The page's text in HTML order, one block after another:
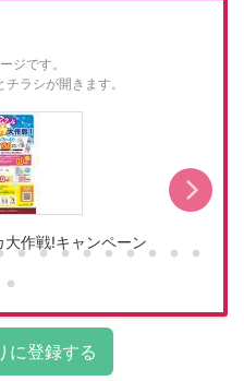
ジです。
ラシが開きます。
作戦!キャンペーン